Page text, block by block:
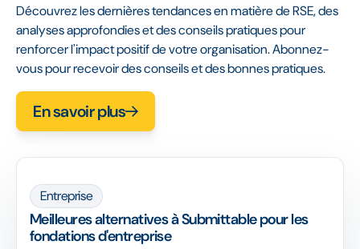
Découvrez les dernières tendances en matière de RSE, des
analyses approfondies et des conseils pratiques pour
renforcer l'impact positif de votre organisation. Abonnez-
vous pour recevoir des conseils et des bonnes pratiques.
En savoir plus
Entreprise
Meilleures alternatives à Submittable pour les
fondations d'entreprise